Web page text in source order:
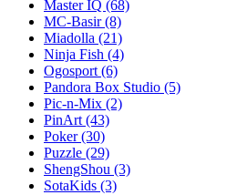
Master IQ (68)
MC-Basir(8)
Miadolla (21)
Ninja Fish (4)
Ogosport (6)
Pandora Box Studio (5)
Pic-n-Mix (2)
PinArt (43)
Poker(30)
Puzzle (29)
ShengShou (3)
SotaKids (3)